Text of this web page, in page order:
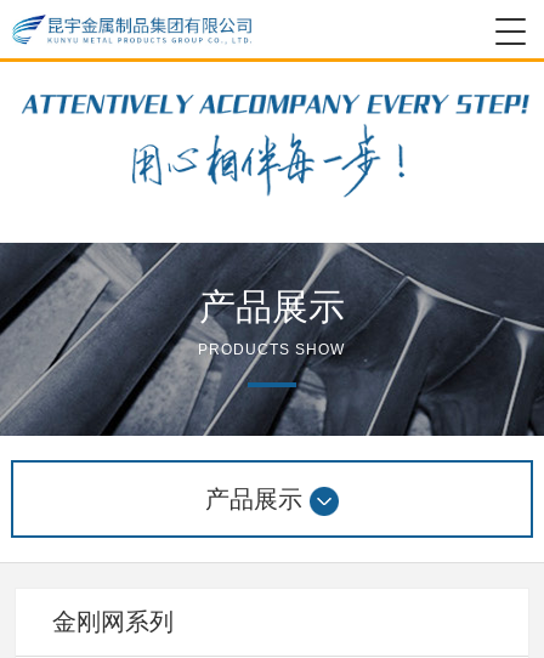
产品展示
PRODUCTS SHOW
产品展示
金刚网系列